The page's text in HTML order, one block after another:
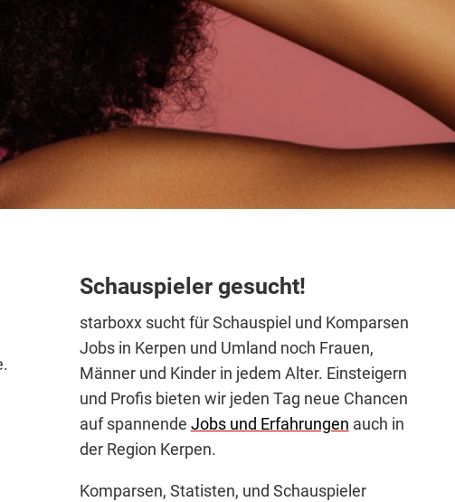
Schauspieler gesucht!
starboxx sucht für Schauspiel und Komparsen
Jobs in Kerpen und Umland noch Frauen,
Männer und Kinder in jedem Alter. Einsteigern
und Profis bieten wir jeden Tag neue Chancen
auf spannende Jobs und Erfahrungen auch in
der Region Kerpen.
Komparsen, Statisten, und Schauspieler